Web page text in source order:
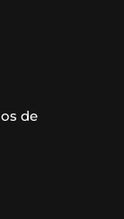
de